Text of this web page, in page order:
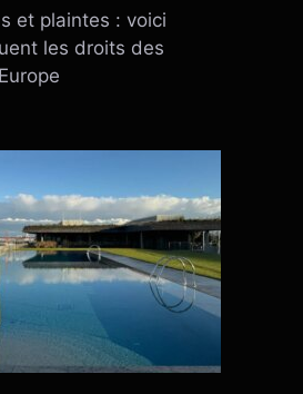
et plaintes : voici
les droits des